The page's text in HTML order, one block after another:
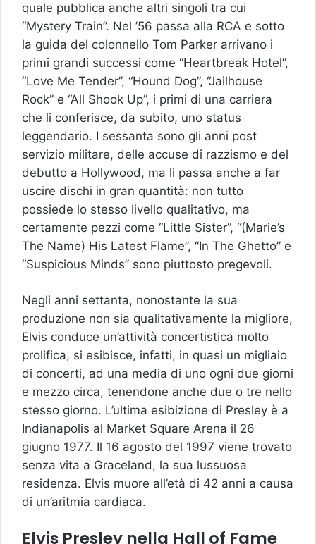
quale pubblica anche altri singoli tra cui
“Mystery Train”. Nel ’56 passa alla RCA e sotto
la guida del colonnello Tom Parker arrivano i
primi grandi successi come “Heartbreak Hotel”,
“Love Me Tender”, “Hound Dog”, “Jailhouse
Rock” e “All Shook Up”, i primi di una carriera
che li conferisce, da subito, uno status
leggendario. I sessanta sono gli anni post
servizio militare, delle accuse di razzismo e del
debutto a Hollywood, ma li passa anche a far
uscire dischi in gran quantità: non tutto
possiede lo stesso livello qualitativo, ma
certamente pezzi come “Little Sister”, “(Marie’s
The Name) His Latest Flame”, “In The Ghetto” e
“Suspicious Minds” sono piuttosto pregevoli.
Negli anni settanta, nonostante la sua
produzione non sia qualitativamente la migliore,
Elvis conduce un’attività concertistica molto
prolifica, si esibisce, infatti, in quasi un migliaio
di concerti, ad una media di uno ogni due giorni
e mezzo circa, tenendone anche due o tre nello
stesso giorno. L’ultima esibizione di Presley è a
Indianapolis al Market Square Arena il 26
giugno 1977. Il 16 agosto del 1997 viene trovato
senza vita a Graceland, la sua lussuosa
residenza. Elvis muore all’età di 42 anni a causa
di un’aritmia cardiaca.
Elvis Presley nella Hall of Fame